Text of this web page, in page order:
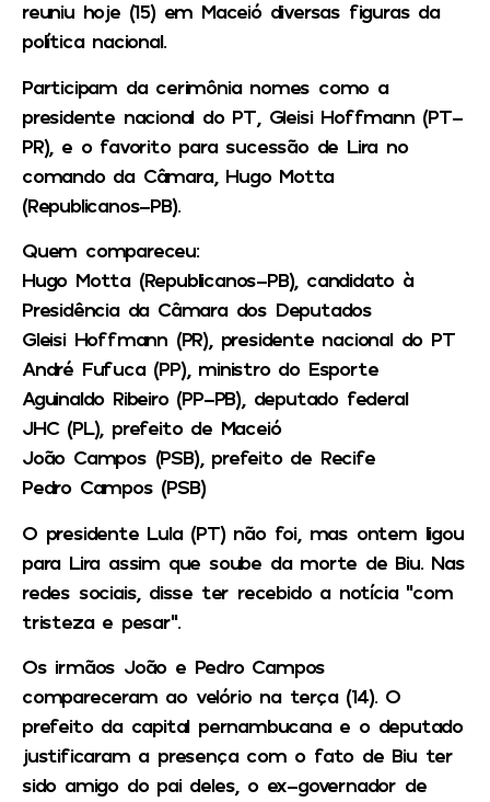
reuniu hoje (15) em Maceió diversas figuras da
política nacional.
Participam da cerimônia nomes como a
presidente nacional do PT, Gleisi Hoffmann (PT-
PR), e o favorito para sucessão de Lira no
comando da Câmara, Hugo Motta
(Republicanos-PB).
Quem compareceu:
Hugo Motta (Republicanos-PB), candidato à
Presidência da Câmara dos Deputados
Gleisi Hoffmann (PR), presidente nacional do PT
André Fufuca (PP), ministro do Esporte
Aguinaldo Ribeiro (PP-PB), deputado federal
JHC (PL), prefeito de Maceió
João Campos (PSB), prefeito de Recife
Pedro Campos (PSB)
O presidente Lula (PT) não foi, mas ontem ligou
para Lira assim que soube da morte de Biu. Nas
redes sociais, disse ter recebido a notícia “com
tristeza e pesar”.
Os irmãos João e Pedro Campos
compareceram ao velório na terça (14). O
prefeito da capital pernambucana e o deputado
justificaram a presença com o fato de Biu ter
sido amigo do pai deles, o ex-governador de